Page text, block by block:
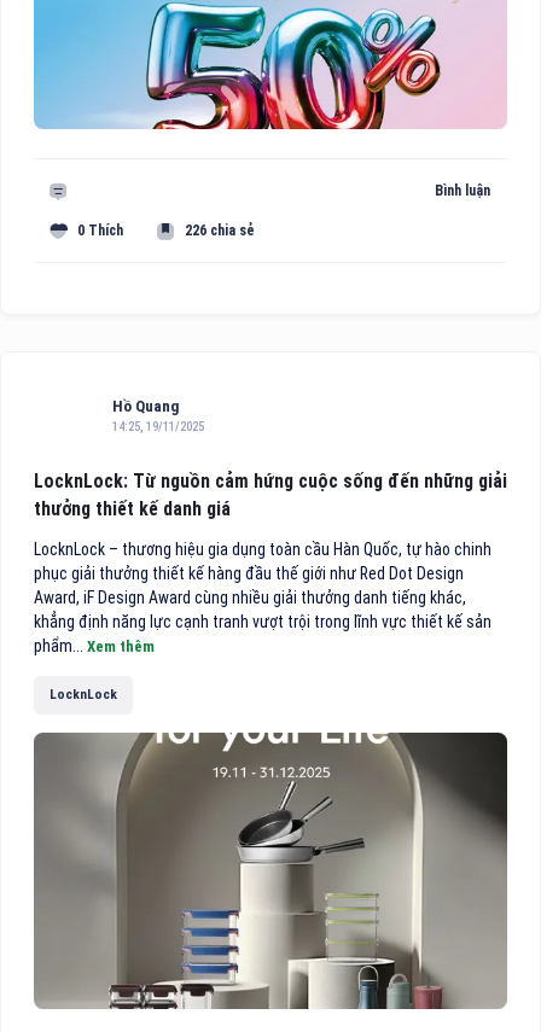
Bình luận
0 Thích 226 chia sẻ
Hồ Quang
14:25, 19/11/2025
LocknLock: Từ nguồn cảm hứng cuộc sống đến những giải
thưởng thiết kế danh giá
LocknLock – thương hiệu gia dụng toàn cầu Hàn Quốc, tự hào chinh
phục giải thưởng thiết kế hàng đầu thế giới như Red Dot Design
Award, iF Design Award cùng nhiều giải thưởng danh tiếng khác,
khẳng định năng lực cạnh tranh vượt trội trong lĩnh vực thiết kế sản
phẩm... Xem thêm
LocknLock